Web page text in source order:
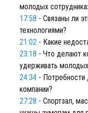
молодых
17:58 - Связаны ли
технологиями?
21:02 - Какие
23:18 - Что делают
удерживать
24:34 - Потребности
компании?
27:28 - Спортзал,